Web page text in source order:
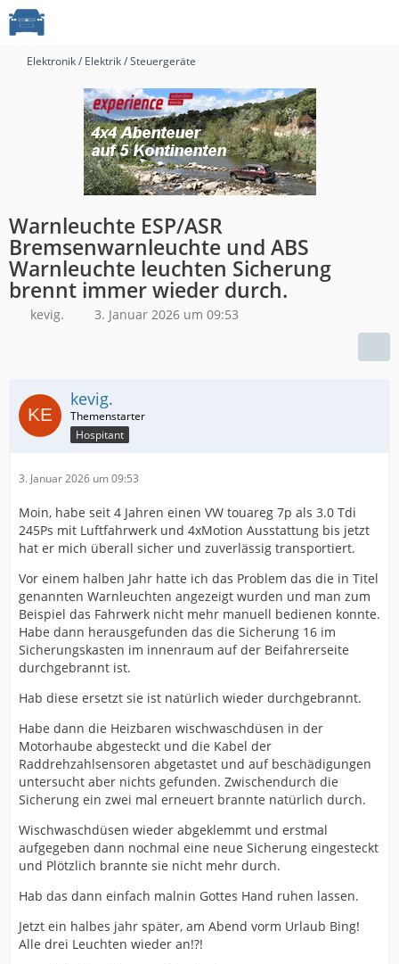
Elektronik / Elektrik / Steuergeräte
Warnleuchte ESP/ASR
Bremsenwarnleuchte und ABS
Warnleuchte leuchten Sicherung
brennt immer wieder durch.
kevig. 3. Januar 2026 um 09:53
kevig.
Hospitant
3. Januar 2026 um 09:53
Moin, habe seit 4 Jahren einen VW touareg 7p als 3.0 Tdi
245Ps mit Luftfahrwerk und 4xMotion Ausstattung bis jetzt
hat er mich überall sicher und zuverlässig transportiert.
Vor einem halben Jahr hatte ich das Problem das die in Titel
genannten Warnleuchten angezeigt wurden und man zum
Beispiel das Fahrwerk nicht mehr manuell bedienen konnte.
Habe dann herausgefunden das die Sicherung 16 im
Sicherungskasten im innenraum auf der Beifahrerseite
durchgebrannt ist.
Hab diese ersetzt sie ist natürlich wieder durchgebrannt.
Habe dann die Heizbaren wischwaschdüsen in der
Motorhaube abgesteckt und die Kabel der
Raddrehzahlsensoren abgetastet und auf beschädigungen
untersucht aber nichts gefunden. Zwischendurch die
Sicherung ein zwei mal erneuert brannte natürlich durch.
Wischwaschdüsen wieder abgeklemmt und erstmal
aufgegeben dann nochmal eine neue Sicherung eingesteckt
und Plötzlich brannte sie nicht mehr durch.
Hab das dann einfach malnin Gottes Hand ruhen lassen.
Jetzt ein halbes jahr später, am Abend vorm Urlaub Bing!
Alle drei Leuchten wieder an!?!